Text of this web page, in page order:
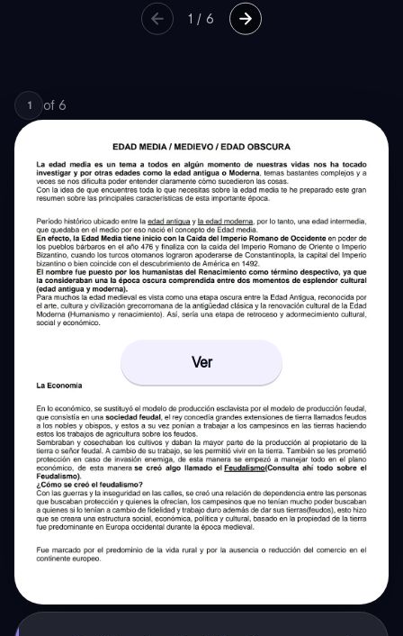
1 /6
1 of 6
Ver